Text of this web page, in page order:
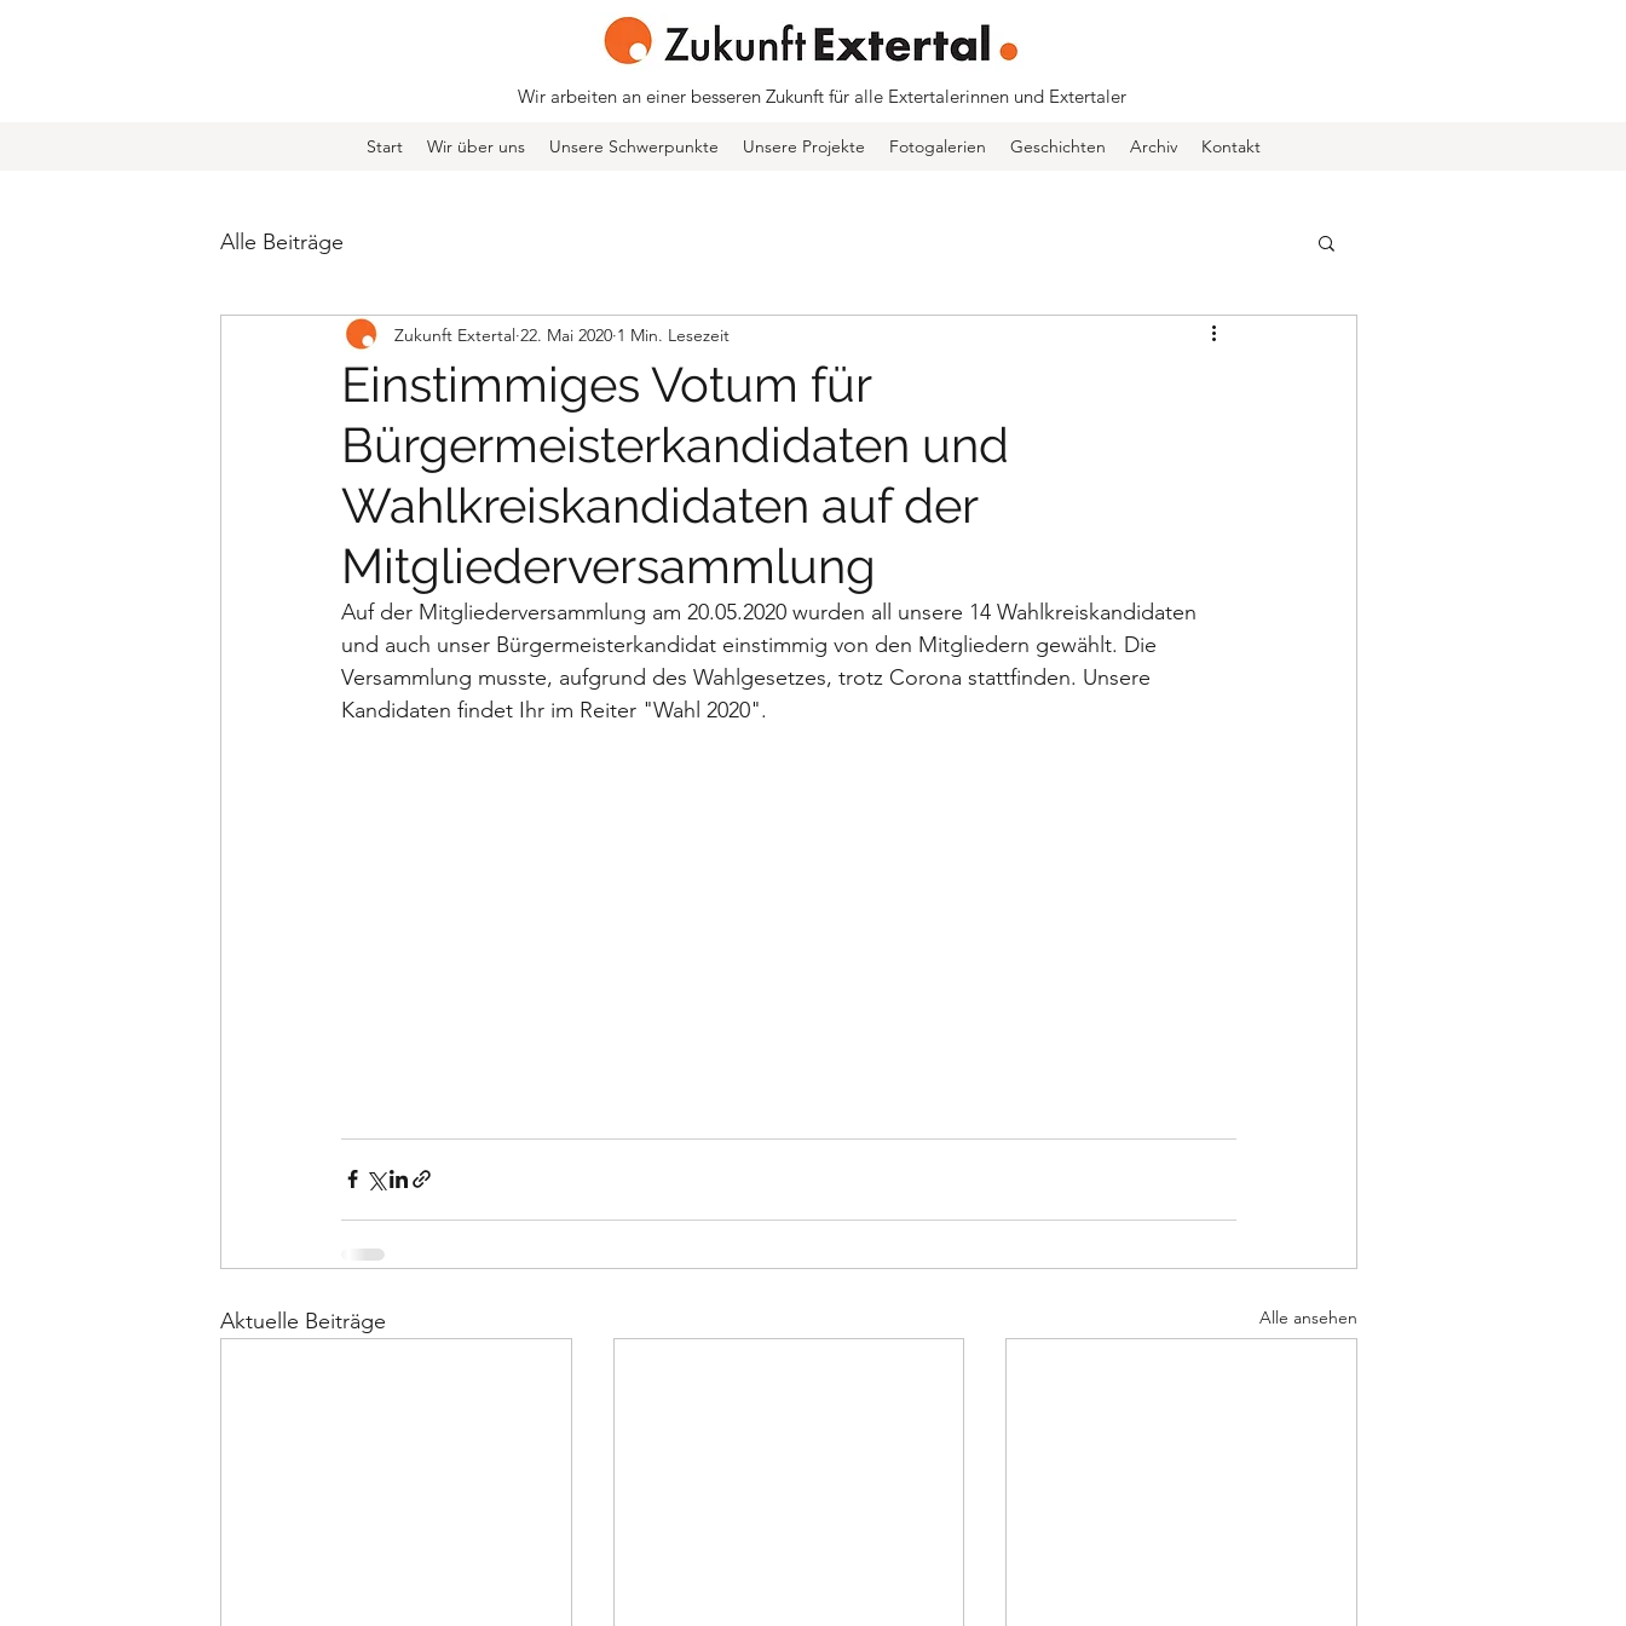
Wir arbeiten an einer besseren Zukunft für alle Extertalerinnen und Extertaler
Start Wir über uns Unsere Schwerpunkte Unsere Projekte Fotogalerien Geschichten Archiv Kontakt
Alle Beiträge
Einstimmiges Votum für
Bürgermeisterkandidaten und
Wahlkreiskandidaten auf der
Mitgliederversammlung
Zukunft Extertal 22. Mai 2020 1 Min. Lesezeit
Auf der Mitgliederversammlung am 20.05.2020 wurden all unsere 14 Wahlkreiskandidaten
und auch unser Bürgermeisterkandidat einstimmig von den Mitgliedern gewählt. Die
Versammlung musste, aufgrund des Wahlgesetzes, trotz Corona stattfinden. Unsere
Kandidaten findet Ihr im Reiter "Wahl 2020".
Aktuelle Beiträge Alle ansehen